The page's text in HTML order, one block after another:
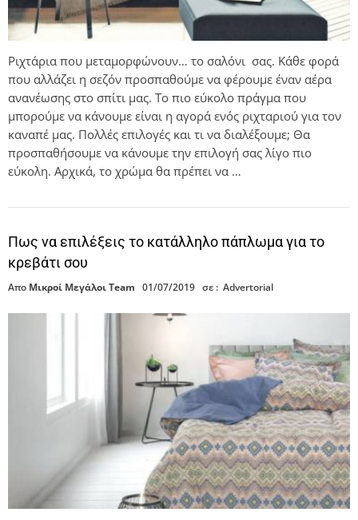
Ριχτάρια που μεταμορφώνουν… το σαλόνι σας. Κάθε φορά
που αλλάζει η σεζόν προσπαθούμε να φέρουμε έναν αέρα
ανανέωσης στο σπίτι μας. Το πιο εύκολο πράγμα που
μπορούμε να κάνουμε είναι η αγορά ενός ριχταριού για τον
καναπέ μας. Πολλές επιλογές και τι να διαλέξουμε; Θα
προσπαθήσουμε να κάνουμε την επιλογή σας λίγο πιο
εύκολη. Αρχικά, το χρώμα θα πρέπει να …
Πως να επιλέξεις το κατάλληλο πάπλωμα για το
κρεβάτι σου
Απο Μικροί Μεγάλοι Team 01/07/2019 σε : Advertorial